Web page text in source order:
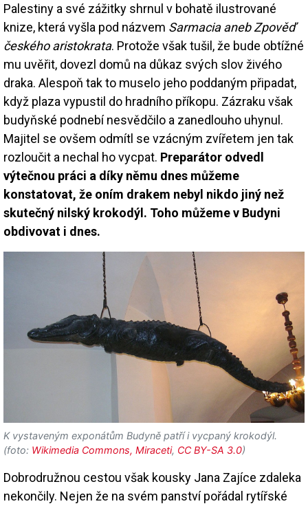
Palestiny a své zážitky shrnul v bohatě ilustrované
knize, která vyšla pod názvem Sarmacia aneb Zpověď
českého aristokrata. Protože však tušil, že bude obtížné
mu uvěřit, dovezl domů na důkaz svých slov živého
draka. Alespoň tak to muselo jeho poddaným připadat,
když plaza vypustil do hradního příkopu. Zázraku však
budyňské podnebí nesvědčilo a zanedlouho uhynul.
Majitel se ovšem odmítl se vzácným zvířetem jen tak
rozloučit a nechal ho vycpat. Preparátor odvedl
výtečnou práci a díky němu dnes můžeme
konstatovat, že oním drakem nebyl nikdo jiný než
skutečný nilský krokodýl. Toho můžeme v Budyni
obdivovat i dnes.
K vystaveným exponátům Budyně patří i vycpaný krokodýl.
(foto: Wikimedia Commons, Miraceti, CC BY-SA 3.0)
Dobrodružnou cestou však kousky Jana Zajíce zdaleka
nekončily. Nejen že na svém panství pořádal rytířské